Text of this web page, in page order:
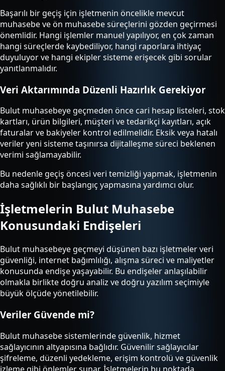
Başarılı bir geçiş için işletmenin öncelikle mevcut
muhasebe ve ön muhasebe süreçlerini gözden geçirmesi
önemlidir. Hangi işlemler manuel yapılıyor, en çok zaman
hangi süreçlerde kaybediliyor, hangi raporlara ihtiyaç
duyuluyor ve hangi ekipler sisteme erişecek gibi sorular
yanıtlanmalıdır.
Veri Aktarımında Düzenli Hazırlık Gerekiyor
Bulut muhasebeye geçmeden önce cari hesap listeleri, stok
kartları, ürün bilgileri, müşteri ve tedarikçi kayıtları, açık
faturalar ve bakiyeler kontrol edilmelidir. Eksik veya hatalı
veriler yeni sisteme taşınırsa dijitalleşme süreci beklenen
verimi sağlamayabilir.
Bu nedenle geçiş öncesi veri temizliği yapmak, işletmenin
daha sağlıklı bir başlangıç yapmasına yardımcı olur.
İşletmelerin Bulut Muhasebe
Konusundaki Endişeleri
Bulut muhasebeye geçmeyi düşünen bazı işletmeler veri
güvenliği, internet bağımlılığı, alışma süreci ve maliyetler
konusunda endişe yaşayabilir. Bu endişeler anlaşılabilir
olmakla birlikte doğru analiz ve doğru yazılım seçimiyle
büyük ölçüde yönetilebilir.
Veriler Güvende mi?
Bulut muhasebe sistemlerinde güvenlik, hizmet
sağlayıcının altyapısına bağlıdır. Güvenilir sağlayıcılar
şifreleme, düzenli yedekleme, erişim kontrolü ve güvenlik
izleme gibi önlemler sunar. İşletmelerin bu noktada